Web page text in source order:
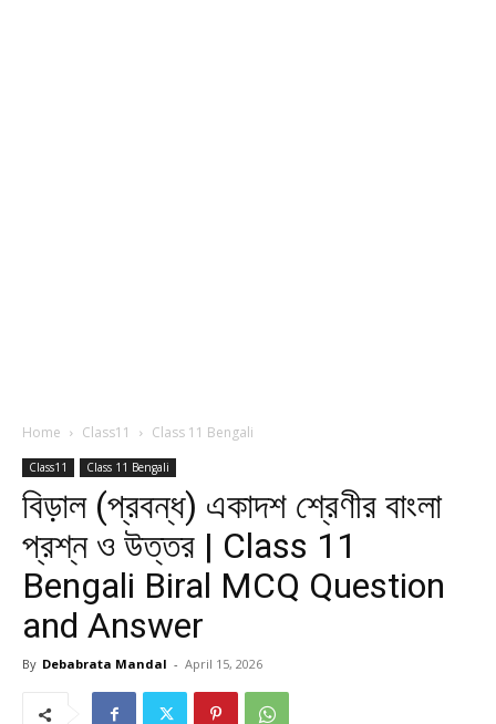
Home Class11 Class 11 Bengali
Class11 Class 11 Bengali
বিড়াল (প্রবন্ধ) একাদশ শ্রেণীর বাংলা
প্রশ্ন ও উত্তর | Class 11
Bengali Biral MCQ Question
and Answer
By Debabrata Mandal - April 15, 2026